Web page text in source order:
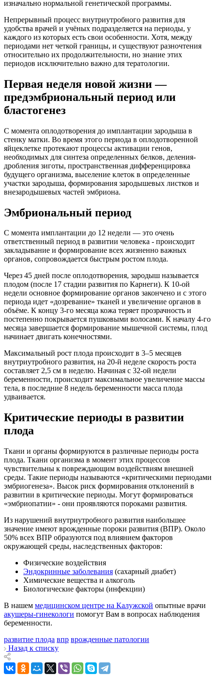
изначально нормальной генетической программы.
Непрерывный процесс внутриутробного развития для
удобства врачей и учёных подразделяется на периоды, у
каждого из которых есть свои особенности. Хотя, между
периодами нет четкой границы, и существуют разночтения
относительно их продолжительности, но знание этих
периодов исключительно важно для тератологии.
Первая неделя новой жизни —
предэмбриональный период или
бластогенез
С момента оплодотворения до имплантации зародыша в
стенку матки. Во время этого периода в оплодотворенной
яйцеклетке протекают процессы активации генов,
необходимых для синтеза определенных белков, деления-
дробления зиготы, пространственная дифференцировка
будущего организма, выселение клеток в определенные
участки зародыша, формирования зародышевых листков и
внезародышевых частей эмбриона.
Эмбриональный период
С момента имплантации до 12 недели — это очень
ответственный период в развитии человека - происходит
закладывание и формирование всех жизненно важных
органов, сопровождается быстрым ростом плода.
Через 45 дней после оплодотворения, зародыш называется
плодом (после 17 стадии развития по Карнеги). К 10-ой
недели основное формирование органов закончено и с этого
периода идет «дозревание» тканей и увеличение органов в
объёме. К концу 3-го месяца кожа теряет прозрачность и
постепенно покрывается пушковыми волосами. К началу 4-го
месяца завершается формирование мышечной системы, плод
начинает двигать конечностями.
Максимальный рост плода происходит в 3–5 месяцев
внутриутробного развития, на 20-й неделе скорость роста
составляет 2,5 см в неделю. Начиная с 32-ой недели
беременности, происходит максимальное увеличение массы
тела, в последние 8 недель беременности масса плода
удваивается.
Критические периоды в развитии
плода
Ткани и органы формируются в различные периоды роста
плода. Ткани организма в момент этих процессов
чувствительны к повреждающим воздействиям внешней
среды. Такие периоды называются «критическими периодами
эмбриогенеза». Высок риск формирования отклонений в
развитии в критические периоды. Могут формироваться
«эмбриопатии» - они проявляются пороками развития.
Из нарушений внутриутробного развития наибольшее
значение имеют врожденные пороки развития (ВПР). Около
50% всех ВПР образуются под влиянием факторов
окружающей среды, наследственных факторов:
Физические воздействия
Эндокринные заболевания (сахарный диабет)
Химические вещества и алкоголь
Биологические факторы (инфекции)
В нашем медицинском центре на Калужской опытные врачи
акушеры-гинекологи помогут Вам в вопросах наблюдения
беременности.
развитие плода впр врожденные патологии
Назад к списку